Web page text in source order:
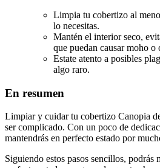
Limpia tu cobertizo al
lo necesitas.
Mantén el interior seco,
que puedan causar moho o
Estate atento a posibles
algo raro.
En resumen
Limpiar y cuidar tu cobertizo Canopia
ser complicado. Con un poco de
mantendrás en perfecto estado por
Siguiendo estos pasos sencillos, podrás